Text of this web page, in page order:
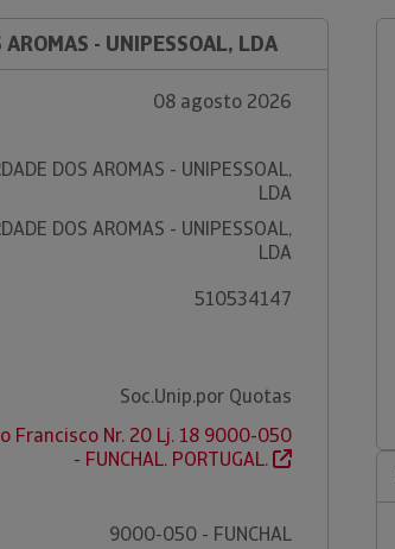
- UNIPESSOAL, LDA
08 agosto 2026
DOS AROMAS - UNIPESSOAL,
LDA
DOS AROMAS - UNIPESSOAL,
LDA
510534147
Soc.Unip.por Quotas
Francisco Nr. 20 Lj. 18 9000-050
- FUNCHAL. PORTUGAL.
9000-050 - FUNCHAL